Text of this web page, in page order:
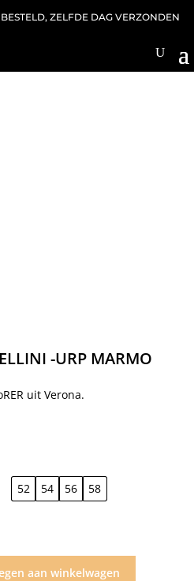
ZELFDE DAG VERZONDEN
-URP MARMO
uit Verona.
52 54 56 58
aan winkelwagen